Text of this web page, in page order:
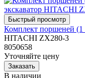
Комплект поршеней
HITACHI ZX280-3
8050658
Уточняйте цену
В наличии